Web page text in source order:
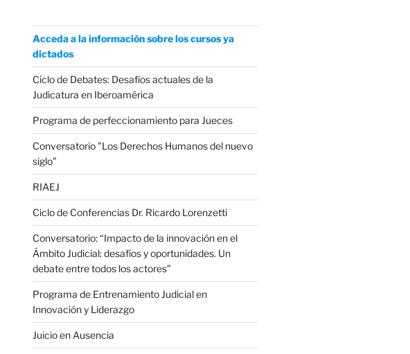
Acceda a la información sobre los cursos ya
dictados
Ciclo de Debates: Desafíos actuales de la
Judicatura en Iberoamérica
Programa de perfeccionamiento para Jueces
Conversatorio "Los Derechos Humanos del nuevo
siglo"
RIAEJ
Ciclo de Conferencias Dr. Ricardo Lorenzetti
Conversatorio: “Impacto de la innovación en el
Ámbito Judicial: desafíos y oportunidades. Un
debate entre todos los actores”
Programa de Entrenamiento Judicial en
Innovación y Liderazgo
Juicio en Ausencia